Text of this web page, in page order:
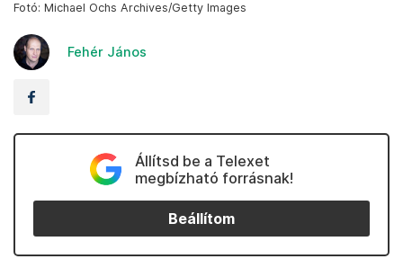
Fotó: Michael Ochs Archives/Getty Images
Fehér János
Állítsd be a Telexet
megbízható forrásnak!
Beállítom